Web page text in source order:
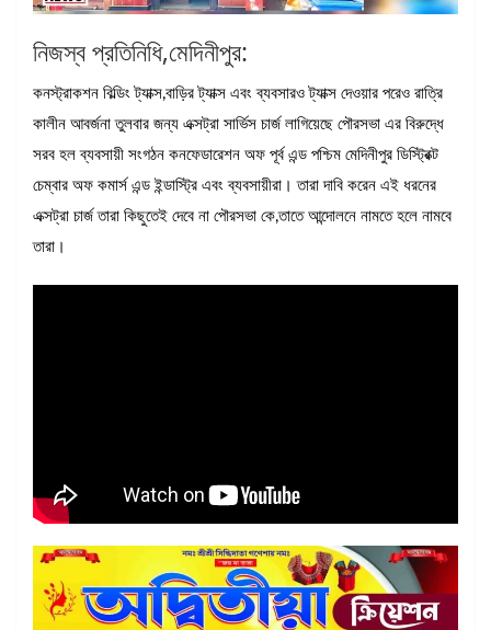
নিজস্ব প্রতিনিধি,মেদিনীপুর:
কনস্ট্রাকশন বিল্ডিং ট্যাক্স,বাড়ির ট্যাক্স এবং ব্যবসারও ট্যাক্স দেওয়ার পরেও রাত্রি
কালীন আবর্জনা তুলবার জন্য এক্সট্রা সার্ভিস চার্জ লাগিয়েছে পৌরসভা এর বিরুদ্ধে
সরব হল ব্যবসায়ী সংগঠন কনফেডারেশন অফ পূর্ব এন্ড পশ্চিম মেদিনীপুর ডিস্ট্রিক্ট
চেম্বার অফ কমার্স এন্ড ইন্ডাস্ট্রি এবং ব্যবসায়ীরা। তারা দাবি করেন এই ধরনের
এক্সট্রা চার্জ তারা কিছুতেই দেবে না পৌরসভা কে,তাতে আন্দোলনে নামতে হলে নামবে
তারা।